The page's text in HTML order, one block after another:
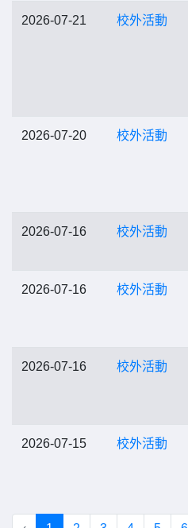
2026-07-21 校外活動
2026-07-20 校外活動
2026-07-16 校外活動
2026-07-16 校外活動
2026-07-16 校外活動
2026-07-15 校外活動